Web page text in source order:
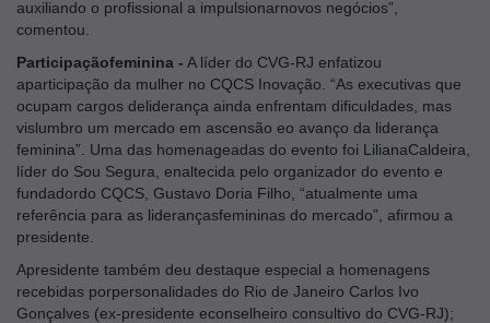
auxiliando o profissional a impulsionarnovos negócios”,
comentou.
Participaçãofeminina - A líder do CVG-RJ enfatizou
aparticipação da mulher no CQCS Inovação. “As executivas que
ocupam cargos deliderança ainda enfrentam dificuldades, mas
vislumbro um mercado em ascensão eo avanço da liderança
feminina”. Uma das homenageadas do evento foi LilianaCaldeira,
líder do Sou Segura, enaltecida pelo organizador do evento e
fundadordo CQCS, Gustavo Doria Filho, “atualmente uma
referência para as liderançasfemininas do mercado”, afirmou a
presidente.
Apresidente também deu destaque especial a homenagens
recebidas porpersonalidades do Rio de Janeiro Carlos Ivo
Gonçalves (ex-presidente econselheiro consultivo do CVG-RJ);